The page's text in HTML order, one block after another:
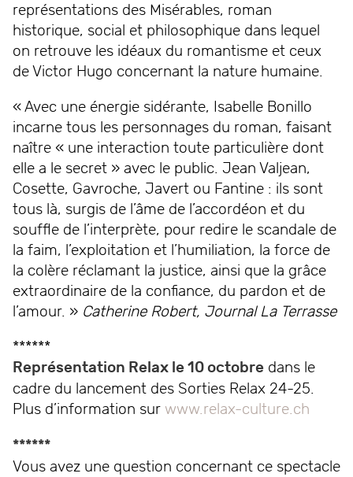
représentations des Misérables, roman
historique, social et philosophique dans lequel
on retrouve les idéaux du romantisme et ceux
de Victor Hugo concernant la nature humaine.
« Avec une énergie sidérante, Isabelle Bonillo
incarne tous les personnages du roman, faisant
naître « une interaction toute particulière dont
elle a le secret » avec le public. Jean Valjean,
Cosette, Gavroche, Javert ou Fantine : ils sont
tous là, surgis de l’âme de l’accordéon et du
souffle de l’interprète, pour redire le scandale de
la faim, l’exploitation et l’humiliation, la force de
la colère réclamant la justice, ainsi que la grâce
extraordinaire de la confiance, du pardon et de
l’amour. » Catherine Robert, Journal La Terrasse
******
Représentation Relax le 10 octobre dans le
cadre du lancement des Sorties Relax 24-25.
Plus d’information sur www.relax-culture.ch
******
Vous avez une question concernant ce spectacle